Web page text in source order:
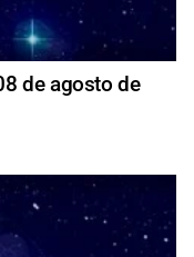
de agosto de